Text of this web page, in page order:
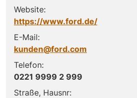
Website:
https://www.ford.de/
E-Mail:
kunden@ford.com
Telefon:
0221 9999 2 999
Straße, Hausnr: